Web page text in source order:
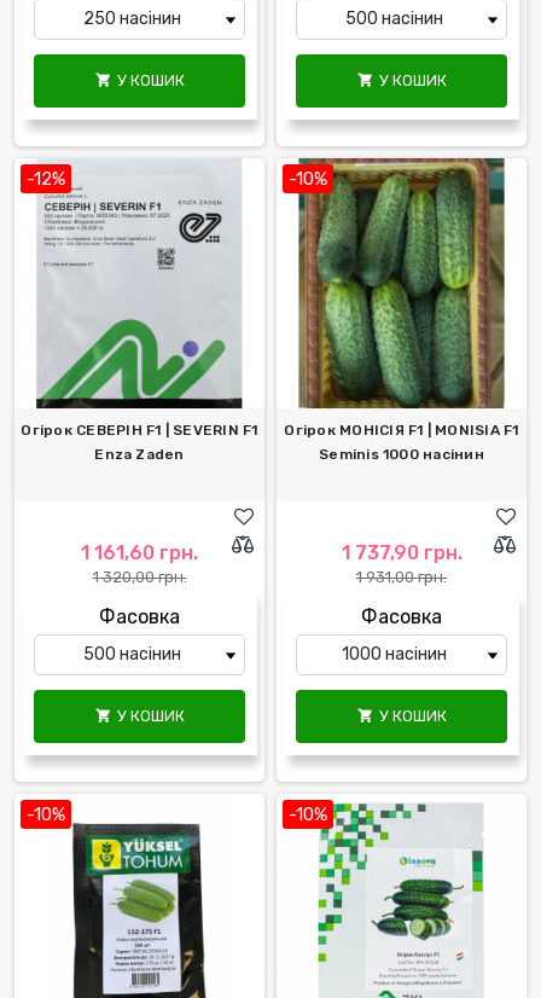
 У КОШИК  У КОШИК
-12%
Огірок СЕВЕРІН F1 | SEVERIN F1
Enza Zaden
1 161,60 грн.
1 320,00 грн.
Фасовка
 У КОШИК
-10%
Огірок МОНІСІЯ F1 | MONISIA F1
Seminis 1000 насінин
1 737,90 грн.
1 931,00 грн.
Фасовка
 У КОШИК
-10% -10%